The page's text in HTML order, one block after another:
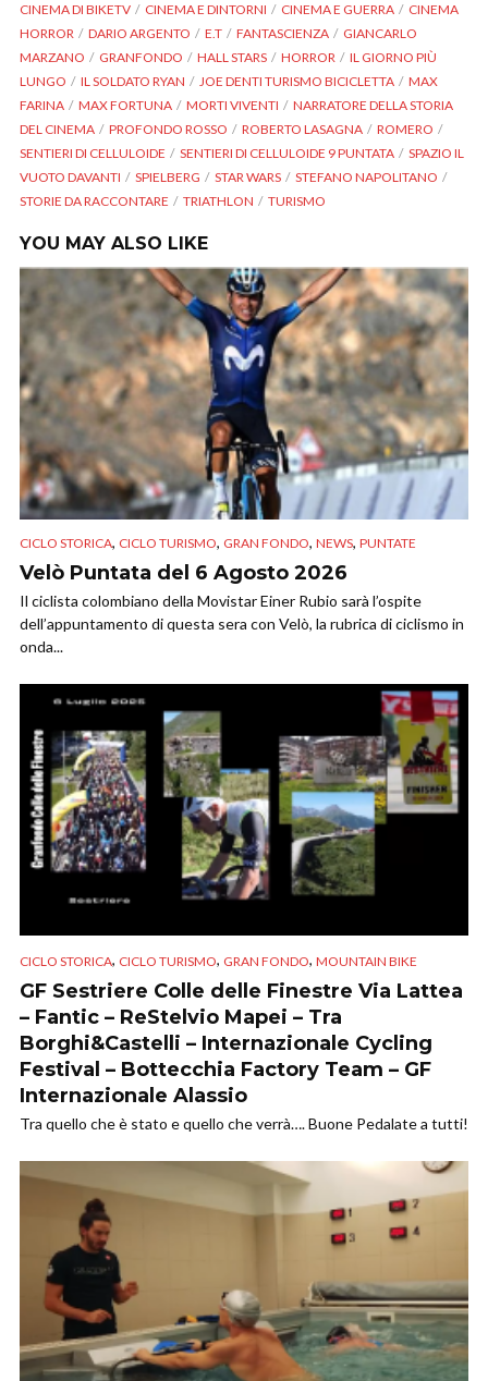
CINEMA DI BIKETV
CINEMA E DINTORNI CINEMA E GUERRA
CINEMA
HORROR
DARIO ARGENTO E.T FANTASCIENZA
GIANCARLO
MARZANO
GRANFONDO HALL STARS HORROR
IL GIORNO PIÙ
LUNGO
IL SOLDATO RYAN JOE DENTI TURISMO BICICLETTA
MAX
FARINA
MAX FORTUNA MORTI VIVENTI
NARRATORE DELLA STORIA
DEL CINEMA
PROFONDO ROSSO ROBERTO LASAGNA
ROMERO
SENTIERI DI CELLULOIDE
SENTIERI DI CELLULOIDE 9 PUNTATA
SPAZIO IL
VUOTO DAVANTI
SPIELBERG STAR WARS
STEFANO NAPOLITANO
STORIE DA RACCONTARE
TRIATHLON TURISMO
YOU MAY ALSO LIKE
CICLO STORICA, CICLO TURISMO, GRAN FONDO, NEWS, PUNTATE
Velò Puntata del 6 Agosto 2026
Il ciclista colombiano della Movistar Einer Rubio sarà l’ospite
dell’appuntamento di questa sera con Velò, la rubrica di ciclismo in
onda...
CICLO STORICA, CICLO TURISMO, GRAN FONDO, MOUNTAIN BIKE
GF Sestriere Colle delle Finestre Via Lattea
– Fantic – ReStelvio Mapei – Tra
Borghi&Castelli – Internazionale Cycling
Festival – Bottecchia Factory Team – GF
Internazionale Alassio
Tra quello che è stato e quello che verrà…. Buone Pedalate a tutti!